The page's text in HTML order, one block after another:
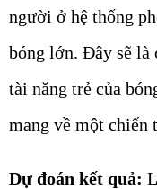
người ở hệ thống
bóng lớn. Đây sẽ là
tài năng trẻ của
mang về một chiến
Dự đoán kết quả: